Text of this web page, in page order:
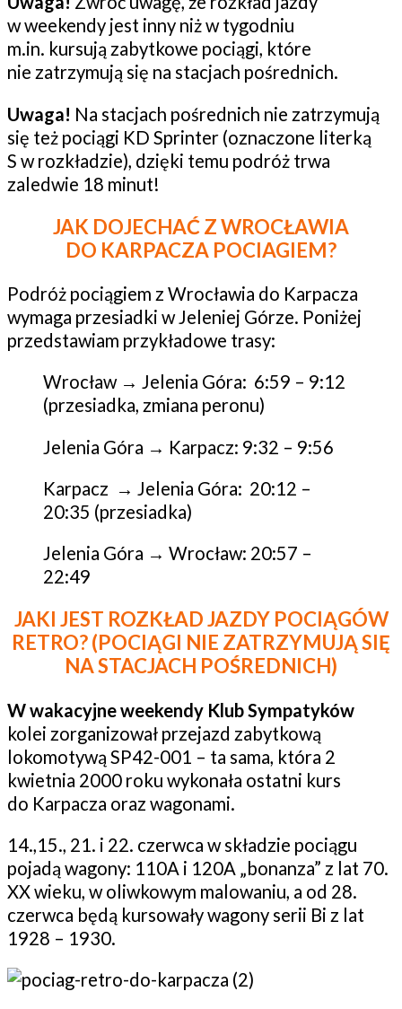
w weekendy jest inny niż w tygodniu
m.in. kursują zabytkowe pociągi, które
nie zatrzymują się na stacjach pośrednich.
Uwaga! Na stacjach pośrednich nie zatrzymują
się też pociągi KD Sprinter (oznaczone literką
S w rozkładzie), dzięki temu podróż trwa
zaledwie 18 minut!
JAK DOJECHAĆ Z WROCŁAWIA
DO KARPACZA POCIAGIEM?
Podróż pociągiem z Wrocławia do Karpacza
wymaga przesiadki w Jeleniej Górze. Poniżej
przedstawiam przykładowe trasy:
Wrocław → Jelenia Góra: 6:59 – 9:12
(przesiadka, zmiana peronu)
Jelenia Góra → Karpacz: 9:32 – 9:56
Karpacz → Jelenia Góra: 20:12 –
20:35 (przesiadka)
Jelenia Góra → Wrocław: 20:57 –
22:49
JAKI JEST ROZKŁAD JAZDY POCIĄGÓW
RETRO? (POCIĄGI NIE ZATRZYMUJĄ SIĘ
NA STACJACH POŚREDNICH)
W wakacyjne weekendy Klub Sympatyków
kolei zorganizował przejazd zabytkową
lokomotywą SP42-001 – ta sama, która 2
kwietnia 2000 roku wykonała ostatni kurs
do Karpacza oraz wagonami.
14.,15., 21. i 22. czerwca w składzie pociągu
pojadą wagony: 110A i 120A „bonanza” z lat 70.
XX wieku, w oliwkowym malowaniu, a od 28.
czerwca będą kursowały wagony serii Bi z lat
1928 – 1930.